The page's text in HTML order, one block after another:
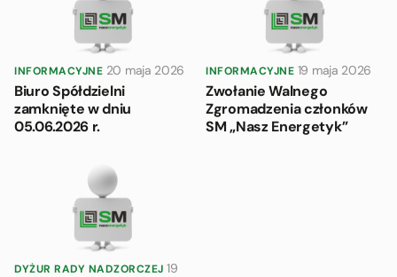
INFORMACYJNE 20 maja 2026
Biuro Spółdzielni
zamknięte w dniu
05.06.2026 r.
INFORMACYJNE 19 maja 2026
Zwołanie Walnego
Zgromadzenia członków
SM „Nasz Energetyk”
DYŻUR RADY NADZORCZEJ 19